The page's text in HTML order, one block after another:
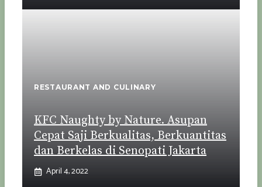
RESTAURANT AND CULINARY
KFC Naughty by Nature. Asupan
Cepat Saji Berkualitas, Berkuantitas
dan Berkelas di Senopati Jakarta
April 4, 2022